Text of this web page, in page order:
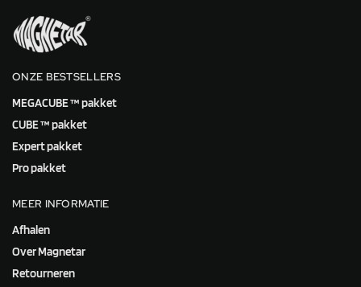
ONZE BESTSELLERS
MEGACUBE ™ pakket
CUBE ™ pakket
Expert pakket
Pro pakket
MEER INFORMATIE
Afhalen
Over Magnetar
Retourneren